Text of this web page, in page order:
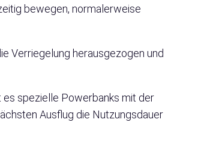
bewegen, normalerweise
Verriegelung herausgezogen und
es spezielle Powerbanks mit der
Ausflug die Nutzungsdauer